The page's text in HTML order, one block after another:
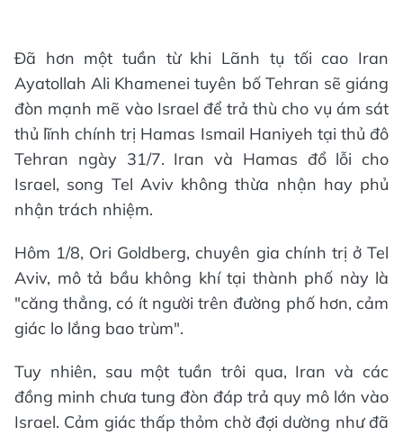
Đã hơn một tuần từ khi Lãnh tụ tối cao Iran
Ayatollah Ali Khamenei tuyên bố Tehran sẽ giáng
đòn mạnh mẽ vào Israel để trả thù cho vụ ám sát
thủ lĩnh chính trị Hamas Ismail Haniyeh tại thủ đô
Tehran ngày 31/7. Iran và Hamas đổ lỗi cho
Israel, song Tel Aviv không thừa nhận hay phủ
nhận trách nhiệm.
Hôm 1/8, Ori Goldberg, chuyên gia chính trị ở Tel
Aviv, mô tả bầu không khí tại thành phố này là
"căng thẳng, có ít người trên đường phố hơn, cảm
giác lo lắng bao trùm".
Tuy nhiên, sau một tuần trôi qua, Iran và các
đồng minh chưa tung đòn đáp trả quy mô lớn vào
Israel. Cảm giác thấp thỏm chờ đợi dường như đã